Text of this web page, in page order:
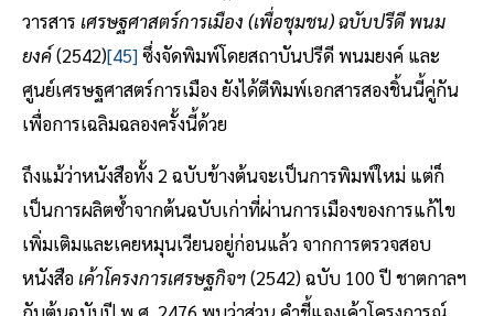
วารสาร เศรษฐศาสตร์การเมือง (เพื่อชุมชน) ฉบับปรีดี พนม
ยงค์(2542)[45]ซึ่งจัดพิมพ์โดยสถาบันปรีดี พนมยงค์ และ
ศูนย์เศรษฐศาสตร์การเมือง ยังได้ตีพิมพ์เอกสารสองชิ้นนี้คู่กัน
เพื่อการเฉลิมฉลองครั้งนี้ด้วย
ถึงแม้ว่าหนังสือทั้ง 2 ฉบับข้างต้นจะเป็นการพิมพ์ใหม่ แต่ก็
เป็นการผลิตซ้ำจากต้นฉบับเก่าที่ผ่านการเมืองของการแก้ไข
เพิ่มเติมและเคยหมุนเวียนอยู่ก่อนแล้ว จากการตรวจสอบ
หนังสือเค้าโครงการเศรษฐกิจฯ(2542) ฉบับ 100 ปี ชาตกาลฯ